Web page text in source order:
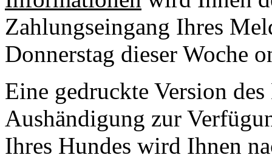
Zahlungseingang Ihres
Donnerstag dieser Woche
Eine gedruckte Version
Aushändigung zur
Ihres Hundes wird Ihnen